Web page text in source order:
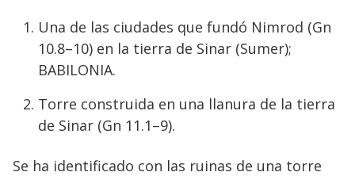
Una de las ciudades que fundó Nimrod (Gn
10.8–10) en la tierra de Sinar (Sumer);
BABILONIA.
Torre construida en una llanura de la tierra
de Sinar (Gn 11.1–9).
Se ha identificado con las ruinas de una torre